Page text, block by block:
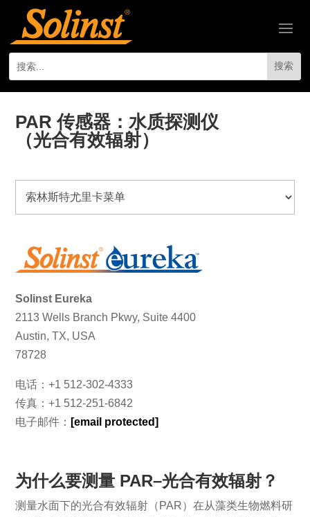
PAR 传感器：水质探测仪
（光合有效辐射）
Solinst Eureka
2113 Wells Branch Pkwy, Suite 4400
Austin, TX, USA
78728
电话：+1 512-302-4333
传真：+1 512-251-6842
电子邮件： [email protected]
为什么要测量 PAR–光合有效辐射 ？
测量水面下的光合有效辐射（PAR）在从藻类生物燃料研